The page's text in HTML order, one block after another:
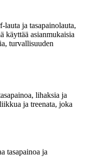
lauta ja tasapainolauta,
käyttää asianmukaisia
turvallisuuden
lihaksia ja
ja treenata, joka
tasapainoa ja